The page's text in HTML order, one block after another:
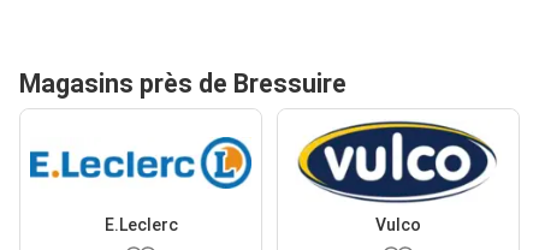
Magasins près de Bressuire
E.Leclerc Vulco